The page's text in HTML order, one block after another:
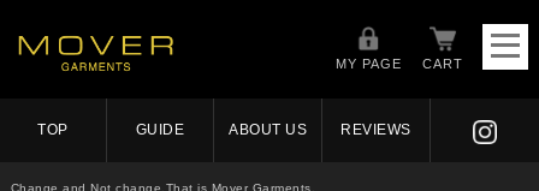
MY PAGE CART
TOP GUIDE ABOUT US REVIEWS
Change and Not change.That is Mover Garments.